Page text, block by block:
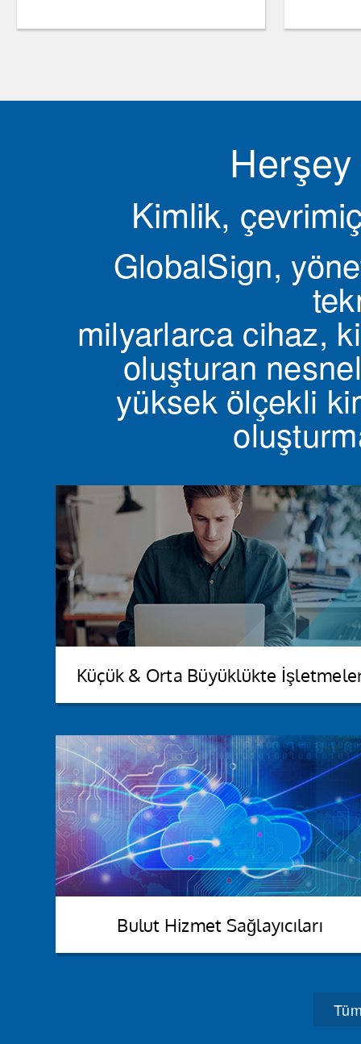
Kimlik,
GlobalSign,
milyarlarca cihaz,
oluşturan
yüksek ölçekli
Küçük & Orta Büyüklükte
işletmeler
E-ticaret güveni ve web sitesi güvenliği garantisi
E-posta, kod ve doküman bütünlüğünün
sağlanması
Yetkisiz kullanıcıları ve cihazları önlemek
Daha fazla bilgi
Bulut Hizmet Sağlayıcıları